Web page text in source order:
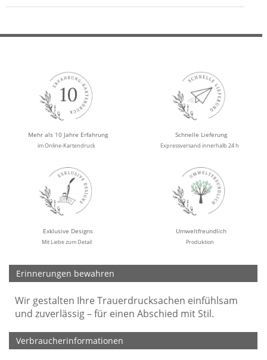
Mehr als 10 Jahre Erfahrung
im Online-Kartendruck
Schnelle Lieferung
Expressversand innerhalb 24 h
Exklusive Designs
Mit Liebe zum Detail
Umweltfreundlich
Produktion
Erinnerungen bewahren
Wir gestalten Ihre Trauerdrucksachen einfühlsam
und zuverlässig – für einen Abschied mit Stil.
Verbraucherinformationen